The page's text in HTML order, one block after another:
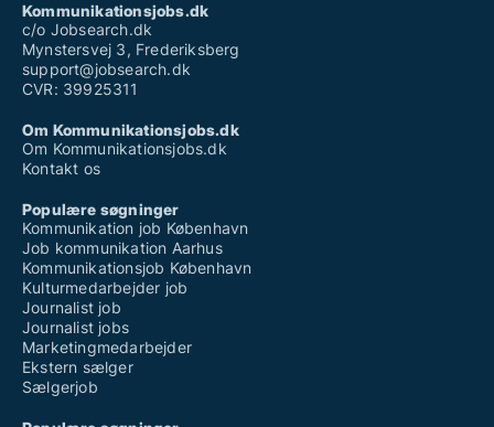
Kommunikationsjobs.dk
c/o Jobsearch.dk
Mynstersvej 3, Frederiksberg
support@jobsearch.dk
CVR: 39925311
Om Kommunikationsjobs.dk
Om Kommunikationsjobs.dk
Kontakt os
Populære søgninger
Kommunikation job København
Job kommunikation Aarhus
Kommunikationsjob København
Kulturmedarbejder job
Journalist job
Journalist jobs
Marketingmedarbejder
Ekstern sælger
Sælgerjob